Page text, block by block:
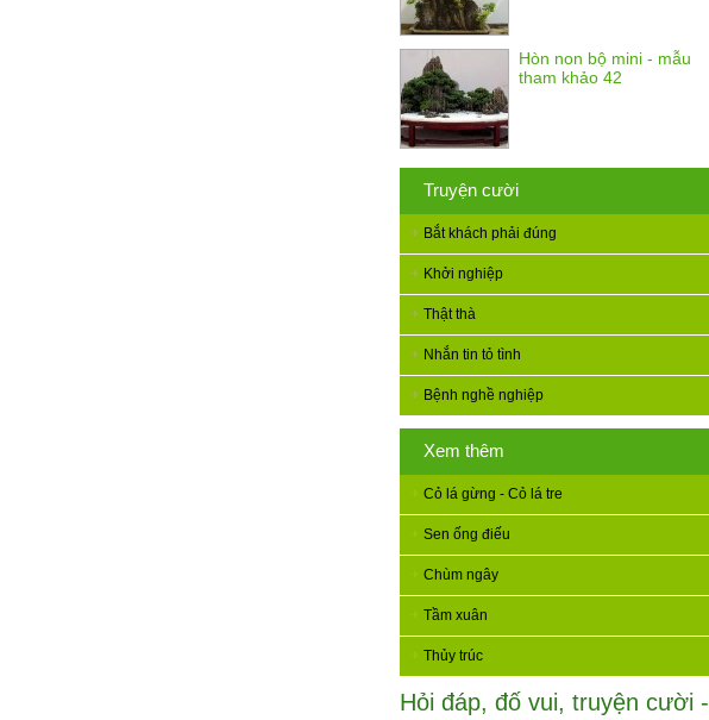
Hòn non bộ mini - mẫu
tham khảo 42
Truyện cười
Bắt khách phải đúng
Khởi nghiệp
Thật thà
Nhắn tin tỏ tình
Bệnh nghề nghiệp
Xem thêm
Cỏ lá gừng - Cỏ lá tre
Sen ống điếu
Chùm ngây
Tầm xuân
Thủy trúc
Hỏi đáp, đố vui, truyện cười -